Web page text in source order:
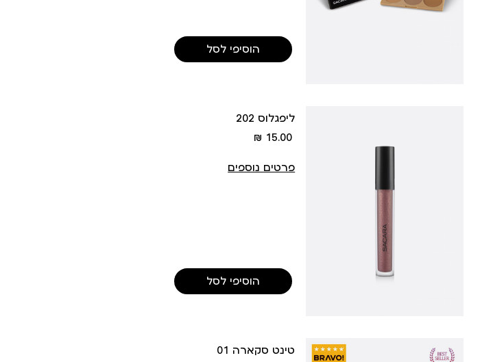
הוסיפי לסל
ליפגלוס 202
מחיר
15.00 ₪
פרטים נוספים
הוסיפי לסל
טינט סקארה 01